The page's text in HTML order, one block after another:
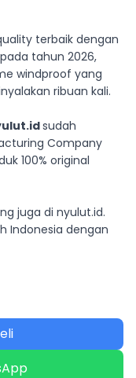
terbaik dengan
tahun 2026,
windproof yang
ribuan kali.
sudah
Company
100% original
juga di nyulut.id.
Indonesia dengan